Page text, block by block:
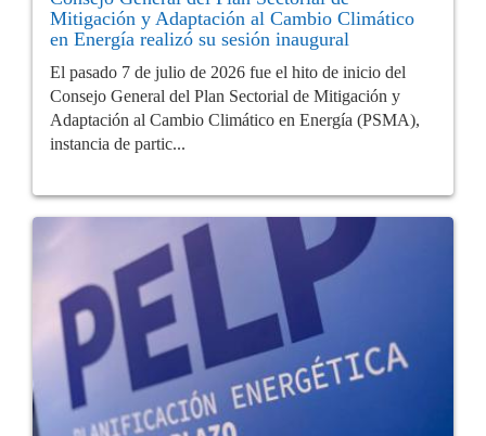
Mitigación y Adaptación al Cambio Climático
en Energía realizó su sesión inaugural
El pasado 7 de julio de 2026 fue el hito de inicio del
Consejo General del Plan Sectorial de Mitigación y
Adaptación al Cambio Climático en Energía (PSMA),
instancia de partic...